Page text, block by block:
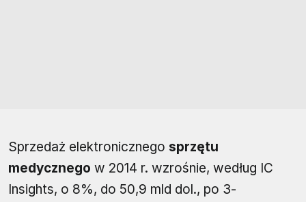
Sprzedaż elektronicznego sprzętu
medycznego w 2014 r. wzrośnie, według IC
Insights, o 8%, do 50,9 mld dol., po 3-